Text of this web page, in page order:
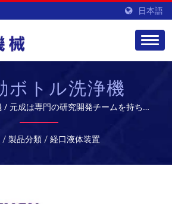
日本語
ボトル洗浄機
元成は専門の研究開発チームを持ち、
設備とサービスを提供し、グローバル
を開拓しています。
/ 製品分類 / 経口液体装置